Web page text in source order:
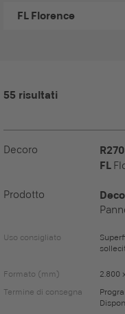
FLFlorence
55 risultati
Decoro
FL
Prodotto
Uso consigliato
Formato (mm)
2.800
Termine di consegna